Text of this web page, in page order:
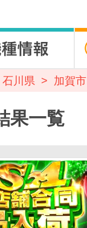
石川県 加賀市
果一覧